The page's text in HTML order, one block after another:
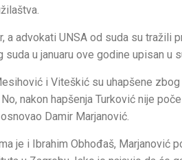
advokati UNSA od suda su tražili
u januaru ove godine upisan u
i Viteškić su uhapšene
nakon hapšenja Turković nije
Damir Marjanović.
je i Ibrahim Obhođaš, Marjanović